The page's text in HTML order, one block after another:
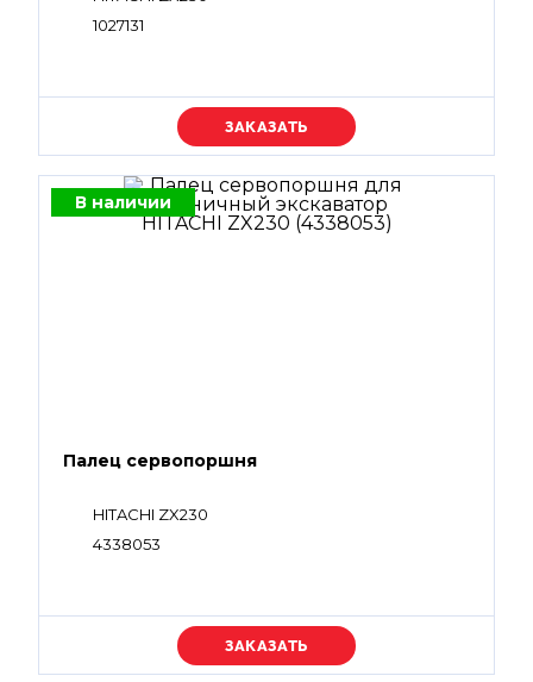
1027131
Уточняйте цену
В наличии
Палец сервопоршня
HITACHI ZX230
4338053
Уточняйте цену